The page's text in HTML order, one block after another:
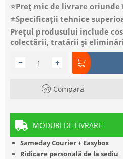
⭐Preț mic de livrare oriunde
⭐Specificații tehnice
Prețul produsului include
colectării, tratării și eliminării
+
−
Compară
MODURI DE LIVRARE
Sameday Courier + Easybox
Ridicare personală de la sediu